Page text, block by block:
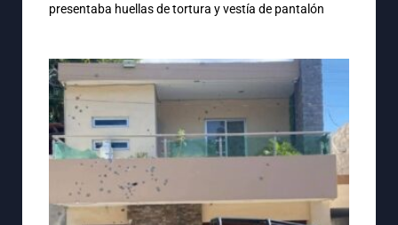
presentaba huellas de tortura y vestía de pantalón